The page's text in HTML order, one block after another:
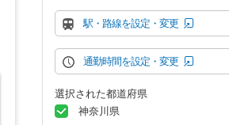
駅・路線を設定・変更
通勤時間を設定・変更
選択された都道府県
神奈川県